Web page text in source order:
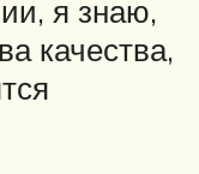
я знаю,
качества,